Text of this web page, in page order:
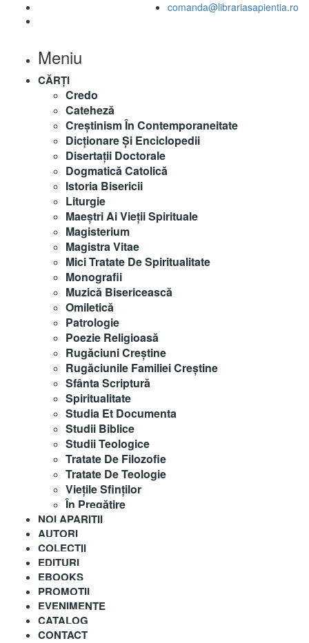
comanda@librariasapientia.ro
Meniu
CĂRȚI
Credo
Cateheză
Creștinism În Contemporaneitate
Dicționare Și Enciclopedii
Disertații Doctorale
Dogmatică Catolică
Istoria Bisericii
Liturgie
Maeştri Ai Vieţii Spirituale
Magisterium
Magistra Vitae
Mici Tratate De Spiritualitate
Monografii
Muzică Bisericească
Omiletică
Patrologie
Poezie Religioasă
Rugăciuni Creştine
Rugăciunile Familiei Creștine
Sfânta Scriptură
Spiritualitate
Studia Et Documenta
Studii Biblice
Studii Teologice
Tratate De Filozofie
Tratate De Teologie
Vieţile Sfinţilor
În Pregătire
NOI APARITII
AUTORI
COLECȚII
EDITURI
EBOOKS
PROMOȚII
EVENIMENTE
CATALOG
CONTACT